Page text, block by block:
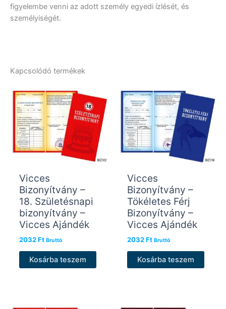
figyelembe venni az adott személy egyedi ízlését, és
személyiségét.
Kapcsolódó termékek
Vicces
Bizonyítvány –
18. Születésnapi
bizonyítvány –
Vicces Ajándék
2032Ft Bruttó
Kosárba teszem
Vicces
Bizonyítvány –
Tökéletes Férj
Bizonyítvány –
Vicces Ajándék
2032Ft Bruttó
Kosárba teszem